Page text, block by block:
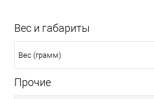
Вес и габариты
Вес (грамм)
Прочие